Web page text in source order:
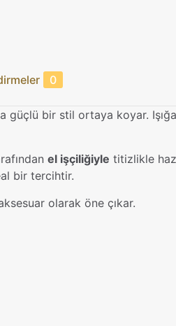
0
güçlü bir stil ortaya koyar.
el işçiliğiyle titizlikle
bir tercihtir.
olarak öne çıkar.